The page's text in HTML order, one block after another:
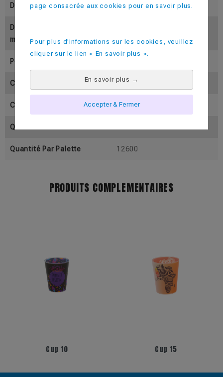
Diamètre Inférieur (En Mm) 42
Diamètre Supérieur (En M
M)
Poids (En Gramme)
Contenance Utile ( En Cl) 3
Contenance Pleine (En Cl) 4.5
Quantité Par Colis
Quantité Par Palette 12600
PRODUITS COMPLEMENTAIRES
Cup 10 Cup 15
page consacrée aux cookies pour en savoir plus.
Pour plus d'informations sur les cookies, veuillez
cliquer sur le lien « En savoir plus ».
En savoir plus →
Accepter & Fermer